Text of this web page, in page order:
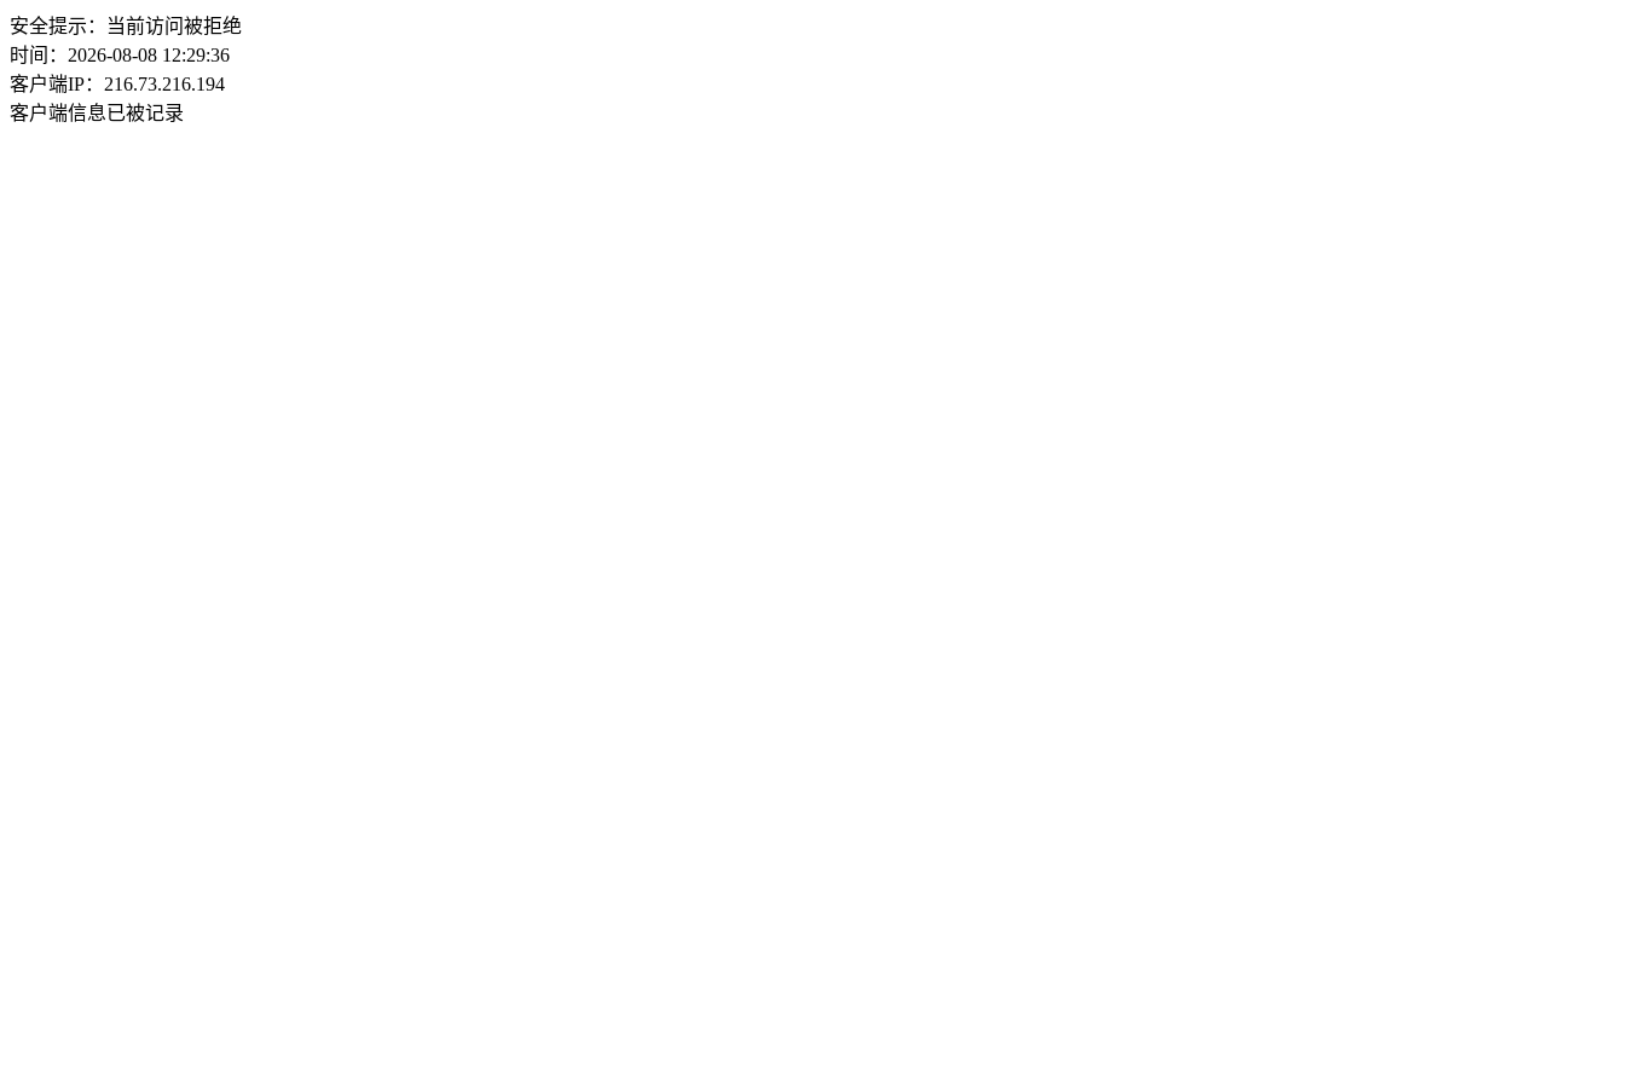
安全提示：当前访问被拒绝
时间：2026-08-08 12:29:36
客户端IP：216.73.216.194
客户端信息已被记录